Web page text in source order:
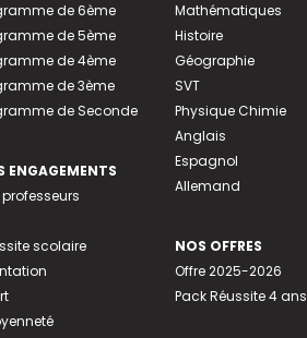
de 6ème
de 5ème
de 4ème
de 3ème
de Seconde
ENGAGEMENTS
professeurs
scolaire
Mathématiques
Histoire
Géographie
SVT
Physique Chimie
Anglais
Espagnol
Allemand
NOS OFFRES
Offre 2025-2026
Pack Réussite 4 ans